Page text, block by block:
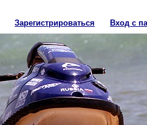
Зарегистрироваться Вход с